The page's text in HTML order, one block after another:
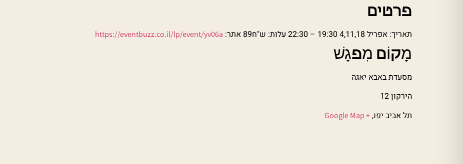
פרטים
תאריך: אפריל 4,11,18 19:30 – 22:30 עלות: ש"ח89 אתר: https://eventbuzz.co.il/lp/event/yv06a
מָקוֹם מִפגָשׁ
מסעדת באבא יאגה
הירקון 12
תל אביב יפו,+ Google Map